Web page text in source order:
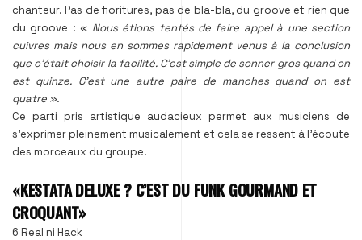
chanteur. Pas de fioritures, pas de bla-bla, du groove et rien que
du groove : « Nous étions tentés de faire appel à une section
cuivres mais nous en sommes rapidement venus à la conclusion
que c’était choisir la facilité. C’est simple de sonner gros quand on
est quinze. C’est une autre paire de manches quand on est
quatre ».
Ce parti pris artistique audacieux permet aux musiciens de
s’exprimer pleinement musicalement et cela se ressent à l’écoute
des morceaux du groupe.
«KESTATA DELUXE ? C’EST DU FUNK GOURMAND ET
CROQUANT»
6 Real ni Hack